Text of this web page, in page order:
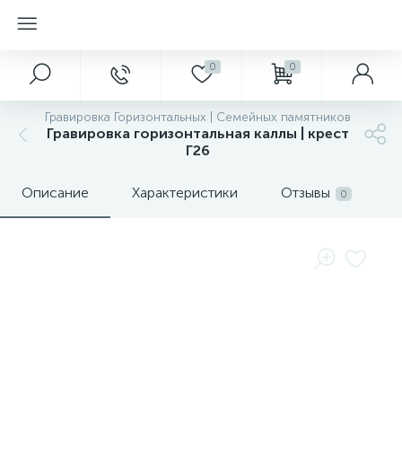
0 0
Гравировка Горизонтальных | Семейных памятников
Гравировка горизонтальная каллы | крест
Г26
Описание Характеристики Отзывы 0